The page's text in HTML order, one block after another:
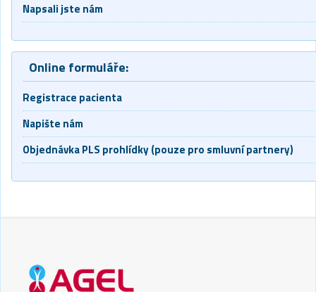
Napsali jste nám
Online formuláře:
Registrace pacienta
Napište nám
Objednávka PLS prohlídky (pouze pro smluvní partnery)